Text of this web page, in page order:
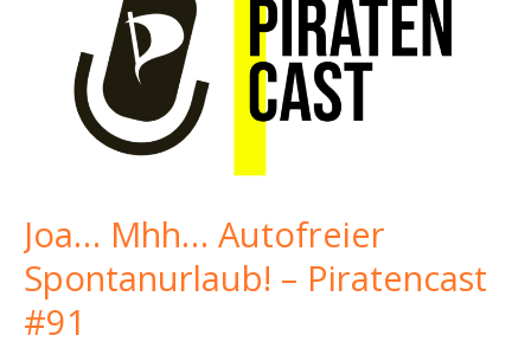
Joa… Mhh… Autofreier
Spontanurlaub! – Piratencast
#91